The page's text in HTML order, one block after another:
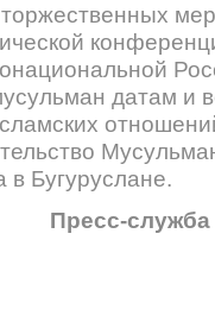
датам и
в Бугуруслане.
Пресс-